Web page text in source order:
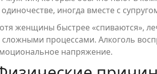
одиночестве, иногда вместе с
женщины быстрее «спиваются»,
сложными процессами. Алкоголь
напряжение.